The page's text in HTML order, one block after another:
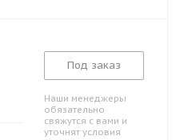
Под заказ
Наши менеджеры
обязательно
свяжутся с вами и
уточнят условия